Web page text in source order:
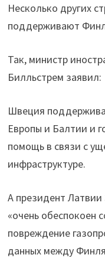
Несколько других
поддерживают
Так, министр
Билльстрем заявил:
Швеция
Европы и Балтии и
помощь в связи с
инфраструктуре.
А президент Латвии
«очень обеспокоен
повреждение
данных между